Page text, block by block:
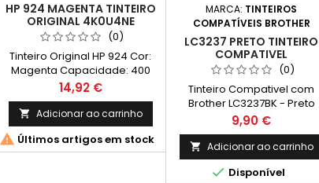
HP 924 MAGENTA TINTEIRO
ORIGINAL 4K0U4NE
(0)
Tinteiro Original HP 924 Cor:
Magenta Capacidade: 400
Páginas* *(Em impressão
contínua até 5% de cobertura
de uma Folha A4)
Preço
14,92 €
 Adicionar ao carrinho
 Últimos artigos em stock
MARCA: TINTEIROS
COMPATÍVEIS BROTHER
LC3237 PRETO TINTEIRO
COMPATIVEL
(0)
Tinteiro Compativel com
Brother LC3237BK - Preto
Capacidade: 3.000 Páginas*
Preço
9,90 €
 Adicionar ao carrinho
 Disponível